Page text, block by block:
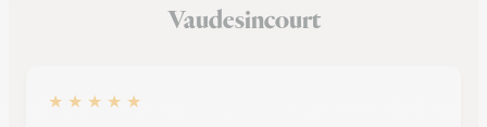
Vaudesincourt
★ ★ ★ ★ ★